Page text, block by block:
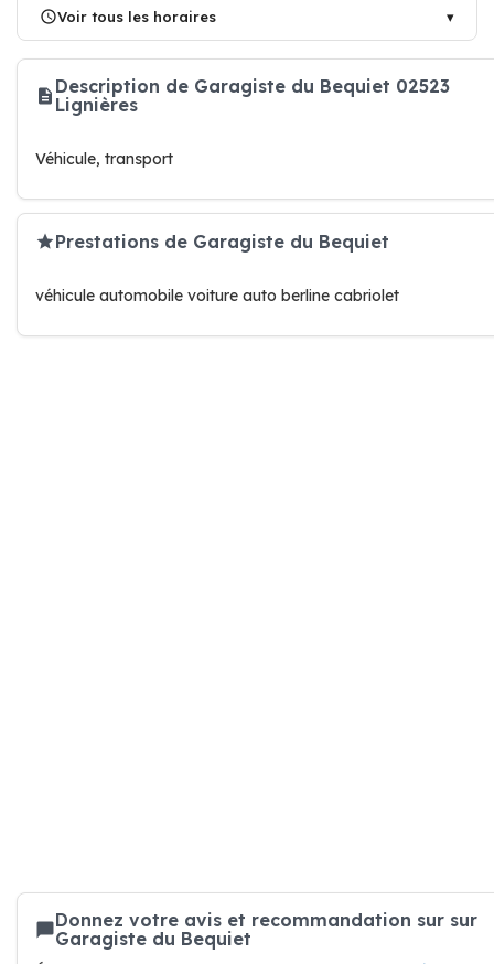
Voir tous les horaires
Description de Garagiste du Bequiet 02523
Lignières
Véhicule, transport
Prestations de Garagiste du Bequiet
véhicule automobile voiture auto berline cabriolet
Donnez votre avis et recommandation sur sur
Garagiste du Bequiet